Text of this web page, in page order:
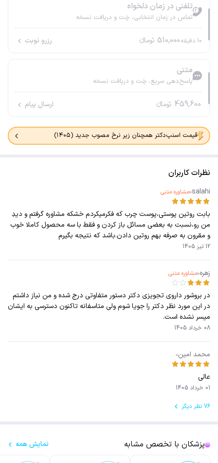
تلفنی در زمان دلخواه
تماس در زمان انتخابی، چَت و دریافت نسخه
10 دقیقه510,000 تومانء رزرو نوبت
متنی
پاسخ‌دهی سریع، چَت و دریافت نسخه
459,600 تومانء ارسال پیام
قیمت اسنپ‌دکتر همچنان زیر نرخ مصوب جدید (۱۴۰۵)
نظرات کاربران
salahi مشاوره متنی
بابت روتین پوستی،پوست چرب که فکرمیکردم خشکه مشاوره گرفتم و دیدِ
من رو،نسبت به بعضی مسائل باز کردن و فقط با سه محصول کاملا خوب
و مقرون به صرفه بهم روتین دادن.باشد که نتیجه بگیرم
12 تیر 1405
زهره مشاوره متنی
در بروشور داروی تجویزی دکتر دستور متفاوتی درج شده و من نیاز داشتم
در این مورد نظر دکتر را جویا شوم ولی متاسفانه تاکنون دسترسی به ایشان
میسر نشده است.
08 خرداد 1405
محمد امین
عالی
01 خرداد 1405
76 نظر دیگر
پزشکان با تخصص مشابه نمایش همه